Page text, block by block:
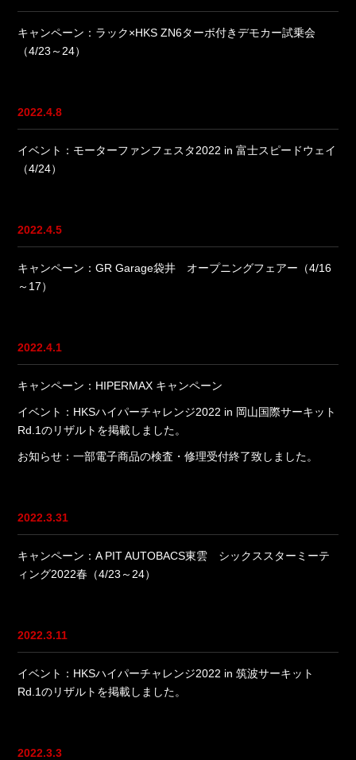
キャンペーン：ラック×HKS ZN6ターボ付きデモカー試乗会
（4/23～24）
2022.4.8
イベント：モーターファンフェスタ2022 in 富士スピードウェイ
（4/24）
2022.4.5
キャンペーン：GR Garage袋井 オープニングフェアー（4/16
～17）
2022.4.1
キャンペーン：HIPERMAX キャンペーン
イベント：HKSハイパーチャレンジ2022 in 岡山国際サーキット
Rd.1のリザルトを掲載しました。
お知らせ：一部電子商品の検査・修理受付終了致しました。
2022.3.31
キャンペーン：A PIT AUTOBACS東雲 シックススターミーテ
ィング2022春（4/23～24）
2022.3.11
イベント：HKSハイパーチャレンジ2022 in 筑波サーキット
Rd.1のリザルトを掲載しました。
2022.3.3